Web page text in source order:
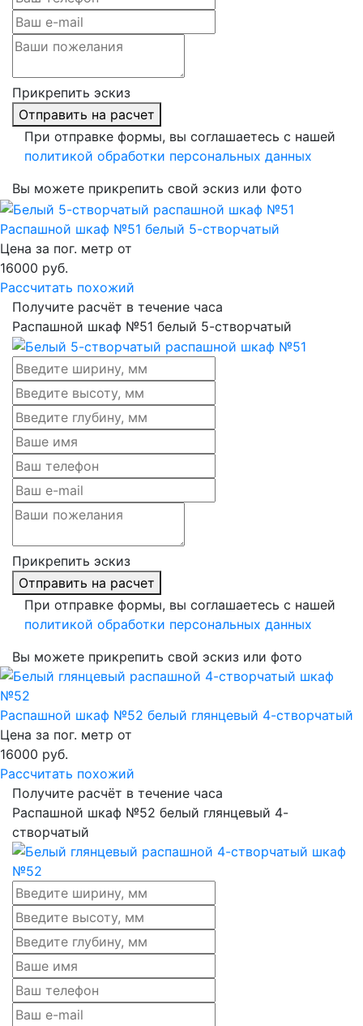
Прикрепить эскиз
Отправить на расчет
При отправке формы, вы соглашаетесь с нашей
политикой обработки персональных данных
Вы можете прикрепить свой эскиз или фото
Распашной шкаф №51 белый 5-створчатый
Цена за пог. метр от
16000 руб.
Рассчитать похожий
Получите расчёт в течение часа
Распашной шкаф №51 белый 5-створчатый
Прикрепить эскиз
Отправить на расчет
При отправке формы, вы соглашаетесь с нашей
политикой обработки персональных данных
Вы можете прикрепить свой эскиз или фото
Распашной шкаф №52 белый глянцевый 4-створчатый
Цена за пог. метр от
16000 руб.
Рассчитать похожий
Получите расчёт в течение часа
Распашной шкаф №52 белый глянцевый 4-
створчатый